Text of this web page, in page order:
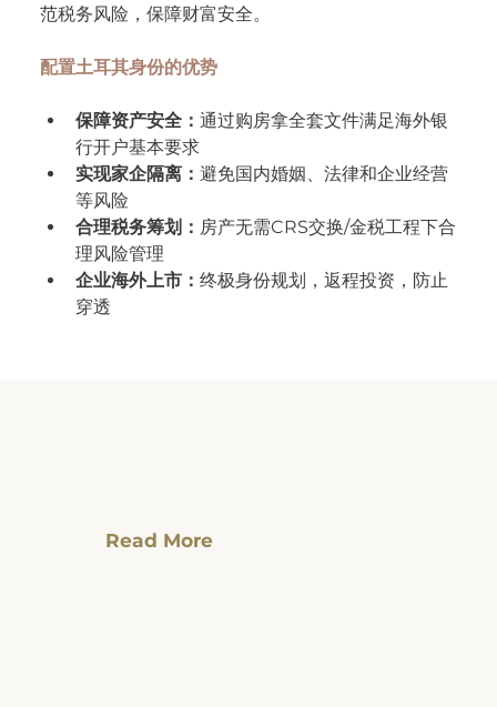
范税务风险，保障财富安全。
配置土耳其身份的优势
保障资产安全： 通过购房拿全套文件满足海外银
行开户基本要求
实现家企隔离： 避免国内婚姻、法律和企业经营
等风险
合理税务筹划： 房产无需CRS交换/金税工程下合
理风险管理
企业海外上市： 终极身份规划，返程投资，防止
穿透
Read More